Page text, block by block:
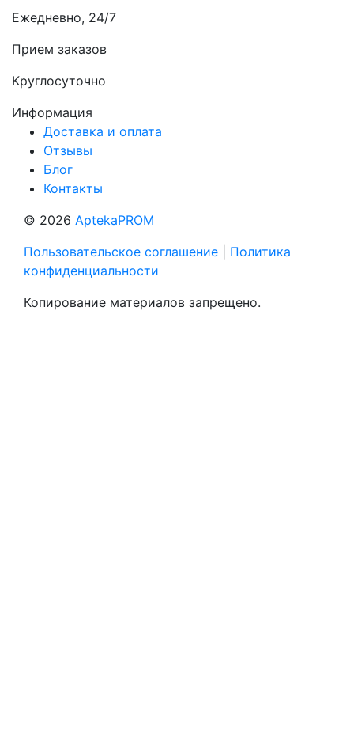
Ежедневно, 24/7
Прием заказов
Круглосуточно
Информация
Доставка и оплата
Отзывы
Блог
Контакты
© 2026 AptekaPROM
Пользовательское соглашение
Политика
конфиденциальности
Копирование материалов запрещено.